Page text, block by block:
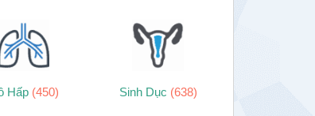
Hấp (450) Sinh Dục (638)